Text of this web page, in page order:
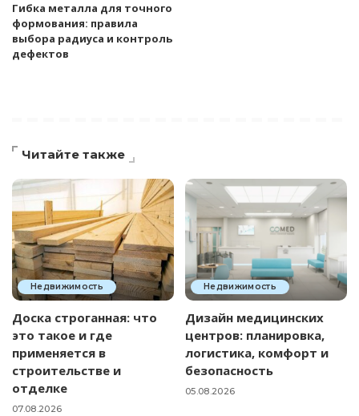
Гибка металла для точного
формования: правила
выбора радиуса и контроль
дефектов
Читайте также
Недвижимость
Доска строганная: что
это такое и где
применяется в
строительстве и
отделке
07.08.2026
Недвижимость
Дизайн медицинских
центров: планировка,
логистика, комфорт и
безопасность
05.08.2026